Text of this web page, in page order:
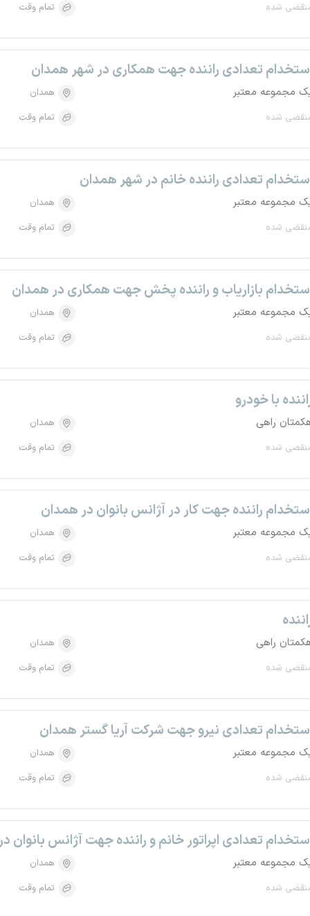
شده
تمام وقت
تعدادی راننده جهت همکاری در شهر همدان
مجموعه معتبر
شده
همدان
تمام وقت
تعدادی راننده خانم در شهر همدان
مجموعه معتبر
شده
همدان
تمام وقت
بازاریاب و راننده پخش جهت همکاری در همدان
مجموعه معتبر
شده
همدان
تمام وقت
با خودرو
راهی
شده
همدان
تمام وقت
راننده جهت کار در آژانس بانوان در همدان
مجموعه معتبر
شده
همدان
تمام وقت
راهی
شده
همدان
تمام وقت
تعدادی نیرو جهت شرکت آریا گستر همدان
مجموعه معتبر
شده
همدان
تمام وقت
تعدادی اپراتور خانم و راننده جهت آژانس بانوان
مجموعه معتبر
شده
همدان
تمام وقت